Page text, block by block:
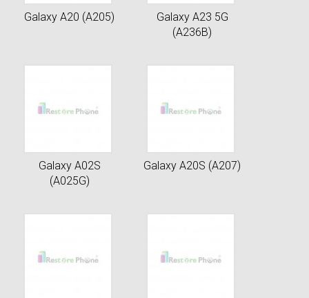
Galaxy A20 (A205)
Galaxy A23 5G
(A236B)
Galaxy A02S
(A025G)
Galaxy A20S (A207)